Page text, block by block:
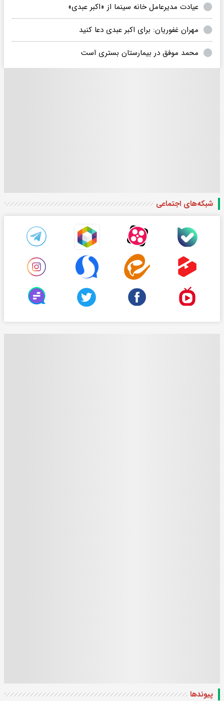
عیادت مدیرعامل خانه سینما از «اکبر عبدی»
مهران غفوریان: برای اکبر عبدی دعا کنید
محمد موفق در بیمارستان بستری است
شبکه‌های اجتماعی
پیوندها